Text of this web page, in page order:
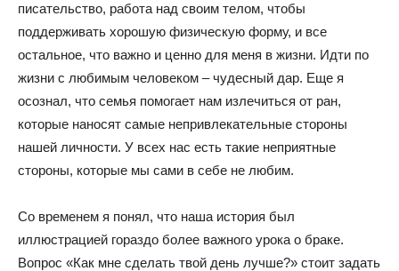
писательство, работа над своим телом, чтобы
поддерживать хорошую физическую форму, и все
остальное, что важно и ценно для меня в жизни. Идти по
жизни с любимым человеком – чудесный дар. Еще я
осознал, что семья помогает нам излечиться от ран,
которые наносят самые непривлекательные стороны
нашей личности. У всех нас есть такие неприятные
стороны, которые мы сами в себе не любим.
Со временем я понял, что наша история был
иллюстрацией гораздо более важного урока о браке.
Вопрос «Как мне сделать твой день лучше?» стоит задать